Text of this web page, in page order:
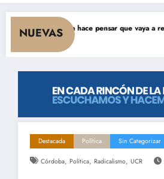
NUEVAS
y nada hace pensar que vaya a repuntar»
Destacada Política Sin Categorizar
Córdoba, Política, Radicalismo, UCR